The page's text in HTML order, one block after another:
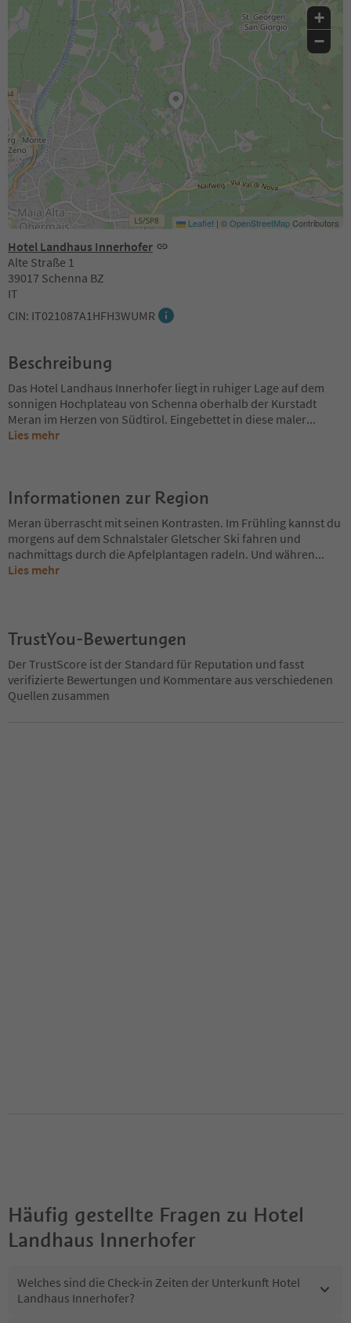
Hotel Landhaus Innerhofer
Alte Straße 1
39017 Schenna BZ
IT
CIN: IT021087A1HFH3WUMR
+
−
Leaflet | ©OpenStreetMapContributors
Beschreibung
Das Hotel Landhaus Innerhofer liegt in ruhiger Lage auf dem
sonnigen Hochplateau von Schenna oberhalb der Kurstadt
Meran im Herzen von Südtirol. Eingebettet in diese maler...
Lies mehr
Informationen zur Region
Meran überrascht mit seinen Kontrasten. Im Frühling kannst du
morgens auf dem Schnalstaler Gletscher Ski fahren und
nachmittags durch die Apfelplantagen radeln. Und währen...
Lies mehr
TrustYou-Bewertungen
Der TrustScore ist der Standard für Reputation und fasst
verifizierte Bewertungen und Kommentare aus verschiedenen
Quellen zusammen
Häufig gestellte Fragen zu Hotel
Landhaus Innerhofer
Welches sind die Check-in Zeiten der Unterkunft Hotel
Landhaus Innerhofer?